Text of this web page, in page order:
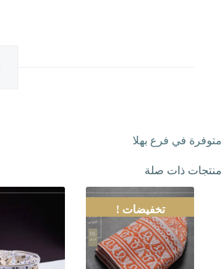
متوفرة في فرع بهلا
منتجات ذات صلة
تخفيضات !